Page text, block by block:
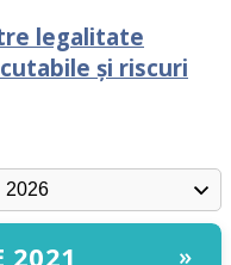
legalitate
și riscuri
2021 »